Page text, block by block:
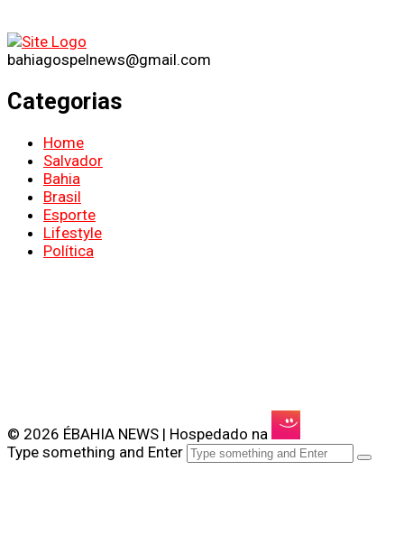
bahiagospelnews@gmail.com
Categorias
Home
Salvador
Bahia
Brasil
Esporte
Lifestyle
Política
© 2026 ÉBAHIA NEWS | Hospedado na
Type something and Enter